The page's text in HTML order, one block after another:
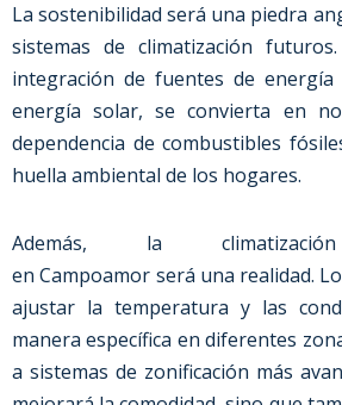
La sostenibilidad será una piedra
sistemas de climatización
integración de fuentes de energía
energía solar, se convierta en
dependencia de combustibles
huella ambiental de los hogares.
Además, la climatización
enCampoamor será una realidad.
ajustar la temperatura y las
manera específica en diferentes
a sistemas de zonificación más